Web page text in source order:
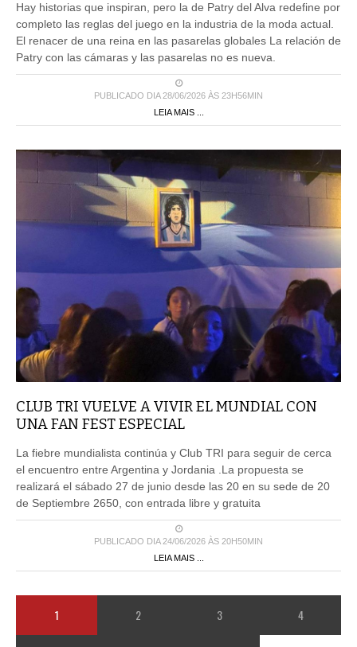
Hay historias que inspiran, pero la de Patry del Alva redefine por
completo las reglas del juego en la industria de la moda actual.
El renacer de una reina en las pasarelas globales La relación de
Patry con las cámaras y las pasarelas no es nueva.
PUBLICADO DIA 28/06/2026 ÀS 23H56MIN
LEIA MAIS ...
CLUB TRI VUELVE A VIVIR EL MUNDIAL CON
UNA FAN FEST ESPECIAL
La fiebre mundialista continúa y Club TRI para seguir de cerca
el encuentro entre Argentina y Jordania .La propuesta se
realizará el sábado 27 de junio desde las 20 en su sede de 20
de Septiembre 2650, con entrada libre y gratuita
PUBLICADO DIA 24/06/2026 ÀS 20H50MIN
LEIA MAIS ...
1 2 3 4